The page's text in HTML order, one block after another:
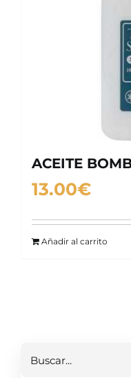
ACEITE
13.00€
Añadir al carrito